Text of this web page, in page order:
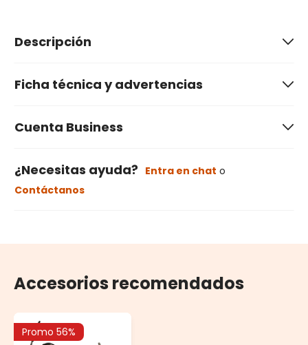
Descripción
Ficha técnica y advertencias
Cuenta Business
¿Necesitas ayuda? Entra en chat o
Contáctanos
Accesorios recomendados
Promo 56%